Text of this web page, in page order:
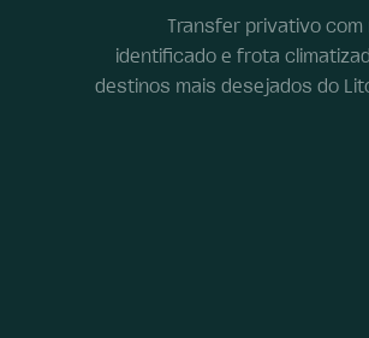
Transfer privativo
identificado e frota
destinos mais desejados do